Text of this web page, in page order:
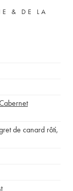
& DE LA
de canard rôti,